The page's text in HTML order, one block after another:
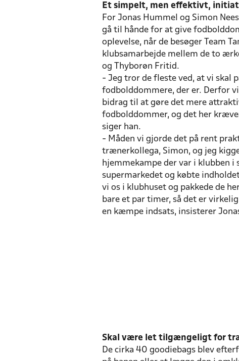
Et simpelt, men effektivt,
For Jonas Hummel og Simon
gå til hånde for at give
oplevelse, når de besøger Team
klubsamarbejde mellem de to
og Thyborøn Fritid.
- Jeg tror de fleste ved, at vi skal
fodbolddommere, der er. Derfor
bidrag til at gøre det mere
fodbolddommer, og det her
siger han.
- Måden vi gjorde det på rent
trænerkollega, Simon, og jeg
hjemmekampe der var i klubben
supermarkedet og købte
vi os i klubhuset og pakkede de
bare et par timer, så det er
en kæmpe indsats, insisterer
Skal være let tilgængeligt for
De cirka 40 goodiebags blev